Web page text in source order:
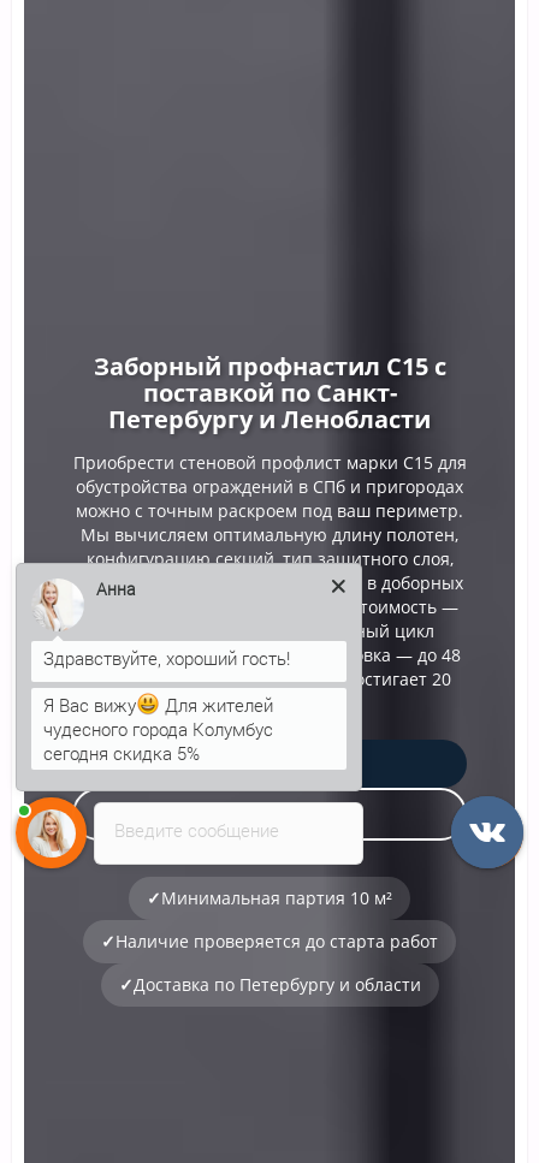
Заборный профнастил С15 с
поставкой по Санкт-
Петербургу и Ленобласти
Приобрести стеновой профлист марки С15 для
обустройства ограждений в СПб и пригородах
можно с точным раскроем под ваш периметр.
Мы вычисляем оптимальную длину полотен,
конфигурацию секций, тип защитного слоя,
палитру RAL, а также потребность в доборных
деталях и логистике. Стартовая стоимость —
от 548.45 р/м², производственный цикл
занимает 48 часов, транспортировка — до 48
часов, официальная гарантия достигает 20
лет.
Получить расчет
✓Минимальная партия 10 м²
✓Наличие проверяется до старта работ
✓Доставка по Петербургу и области
Введите сообщение
Анна
Я Вас вижу
Для жителей
чудесного города Колумбус
сегодня скидка 5%